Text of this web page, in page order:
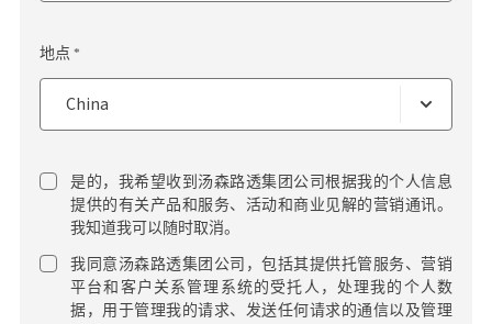
地点 *
是的，我希望收到汤森路透集团公司根据我的个人信息
提供的有关产品和服务、活动和商业见解的营销通讯。
我知道我可以随时取消。
我同意汤森路透集团公司，包括其提供托管服务、营销
平台和客户关系管理系统的受托人，处理我的个人数
据，用于管理我的请求、发送任何请求的通信以及管理